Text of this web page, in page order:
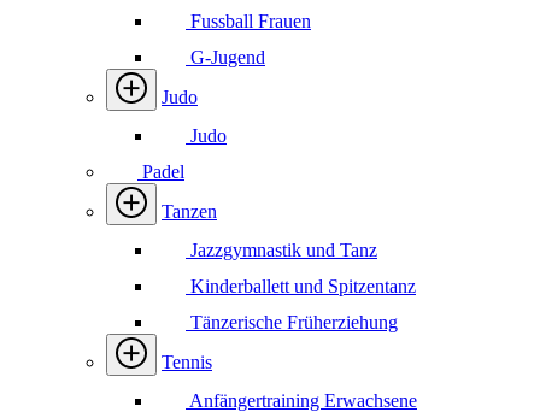
Fussball Frauen
G-Jugend
Judo
Judo
Padel
Tanzen
Jazzgymnastik und Tanz
Kinderballett und Spitzentanz
Tänzerische Früherziehung
Tennis
Anfängertraining Erwachsene